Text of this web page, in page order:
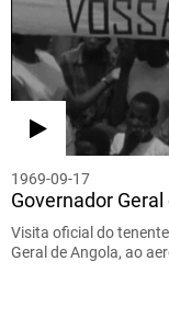
1969-09-17
Governador
Visita oficial do
Geral de Angola, ao